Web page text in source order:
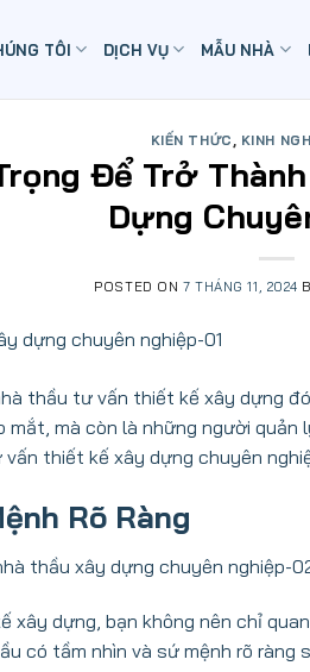
TÔI DỊCH VỤ MẪU NHÀ
KIẾN THỨC , KINH
Để Trở
Dựng
POSTED ON 7 THÁNG 11, 2024
thầu tư vấn thiết kế xây dựng
mà còn là những người
thiết kế xây dựng chuyên
Rõ Ràng
xây dựng, bạn không nên chỉ
có tầm nhìn và sứ mệnh rõ ràng